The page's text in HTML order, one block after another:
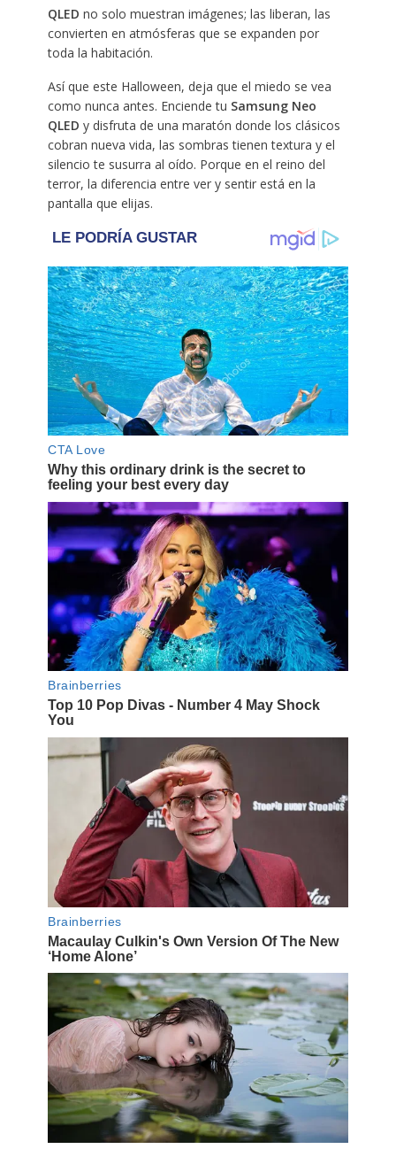
QLED no solo muestran imágenes; las liberan, las
convierten en atmósferas que se expanden por
toda la habitación.
Así que este Halloween, deja que el miedo se vea
como nunca antes. Enciende tu Samsung Neo
QLED y disfruta de una maratón donde los clásicos
cobran nueva vida, las sombras tienen textura y el
silencio te susurra al oído. Porque en el reino del
terror, la diferencia entre ver y sentir está en la
pantalla que elijas.